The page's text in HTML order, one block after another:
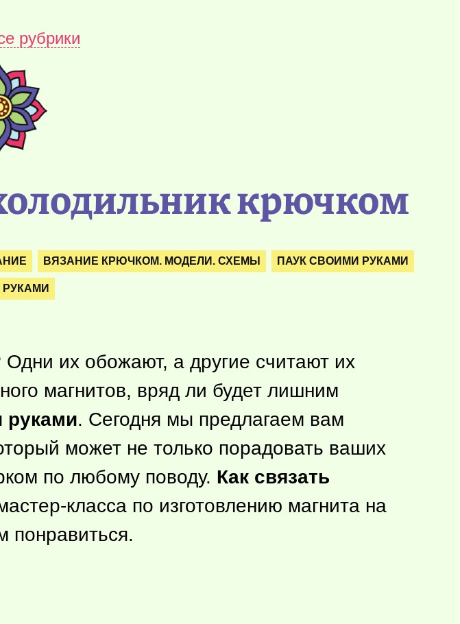
рубрики
крючком
ВЯЗАНИЕ КРЮЧКОМ. МОДЕЛИ. СХЕМЫ ПАУК СВОИМИ РУКАМИ
Одни их обожают, а другие считают их
магнитов, вряд ли будет лишним
руками. Сегодня мы предлагаем вам
может не только порадовать ваших
по любому поводу. Как связать
класса по изготовлению магнита на
понравиться.